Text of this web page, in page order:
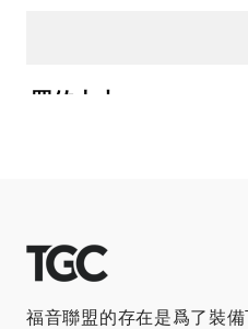
罪的大小
福音聯盟的存在是爲了裝